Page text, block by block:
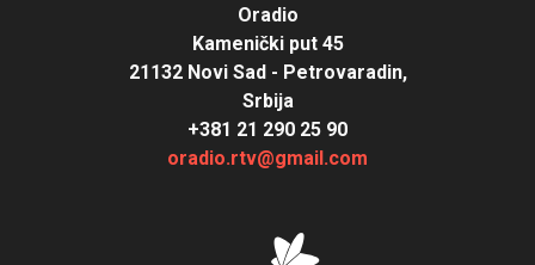
Oradio
Kamenički put 45
21132 Novi Sad - Petrovaradin,
Srbija
+381 21 290 25 90
oradio.rtv@gmail.com